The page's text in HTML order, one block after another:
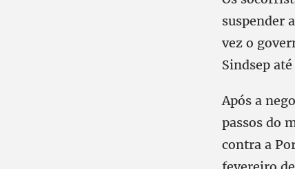
suspender
vez o
Sindsep
Após a
passos do
contra a